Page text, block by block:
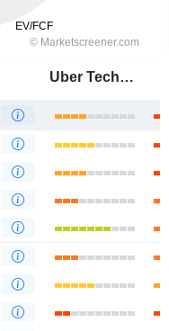
Uber Technologies, Inc.